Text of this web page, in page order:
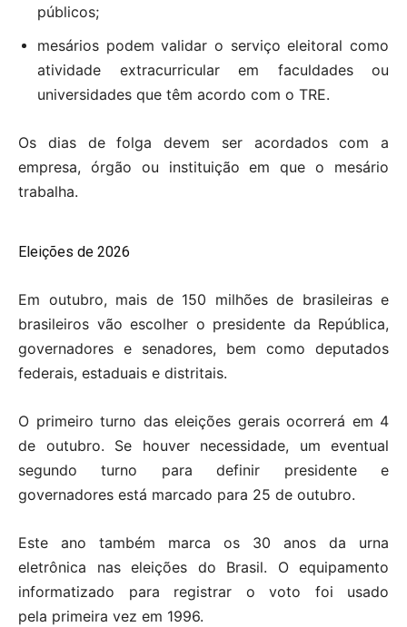
públicos;
mesários podem validar o serviço eleitoral como
atividade extracurricular em faculdades ou
universidades que têm acordo com o TRE.
Os dias de folga devem ser acordados com a
empresa, órgão ou instituição em que o mesário
trabalha.
Eleições de 2026
Em outubro, mais de 150 milhões de brasileiras e
brasileiros vão escolher o presidente da República,
governadores e senadores, bem como deputados
federais, estaduais e distritais.
O primeiro turno das eleições gerais ocorrerá em 4
de outubro. Se houver necessidade, um eventual
segundo turno para definir presidente e
governadores está marcado para 25 de outubro.
Este ano também marca os 30 anos da urna
eletrônica nas eleições do Brasil. O equipamento
informatizado para registrar o voto foi usado
pela primeira vez em 1996.